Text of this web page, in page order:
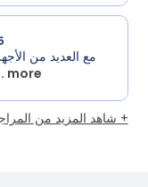
more
شاهد المزيد من المراجعات +